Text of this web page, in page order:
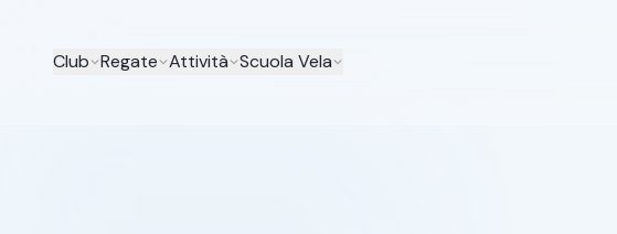
Regate
Club Attività Scuola Vela